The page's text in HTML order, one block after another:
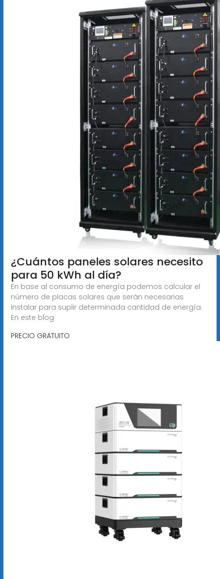
¿Cuántos paneles solares necesito
para 50 kWh al día?
En base al consumo de energía podemos calcular el
número de placas solares que serán necesarias
instalar para suplir determinada cantidad de energía.
En este blog
PRECIO GRATUITO